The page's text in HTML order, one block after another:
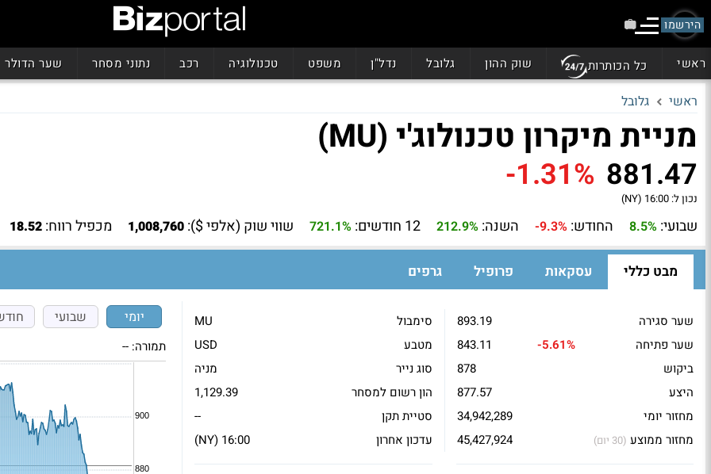
הירשמו
ראשי כל הכותרות שוק ההון גלובל נדל"ן משפט טכנולוגיה רכב נתוני מסחר שער הדולר
ראשי גלובל
מניית מיקרון טכנולוג'י (MU)
881.47
-1.31%
נכון ל: 16:00 (NY)
שבועי: 8.5% החודש: -9.3% השנה: 212.9% 12 חודשים: 721.1% שווי שוק (אלפי $): 1,008,760 מכפיל רווח: 18.52
מבט כללי עסקאות פרופיל גרפים
שער סגירה
893.19
שער פתיחה
-5.61%
843.11
ביקוש
878
היצע
877.57
מחזור יומי
34,942,289
מחזור ממוצע (30 יום) 45,427,924
סימבול
MU
מטבע
USD
סוג נייר
מניה
הון רשום למסחר
1,129.39
סטיית תקן
--
עדכון אחרון
16:00 (NY)
יומי שבועי
תמורה: --